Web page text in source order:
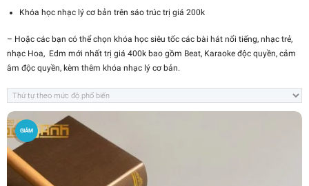
Khóa học nhạc lý cơ bản trên sáo trúc trị giá 200k
– Hoặc các bạn có thể chọn khóa học siêu tốc các bài hát nổi tiếng, nhạc trẻ,
nhạc Hoa, Edm mới nhất trị giá 400k bao gồm Beat, Karaoke độc quyền, cảm
âm độc quyền, kèm thêm khóa nhạc lý cơ bản.
GIẢM